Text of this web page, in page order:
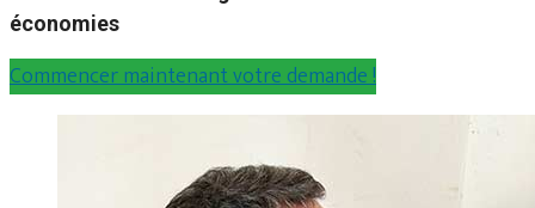
économies
Commencer maintenant votre demande !